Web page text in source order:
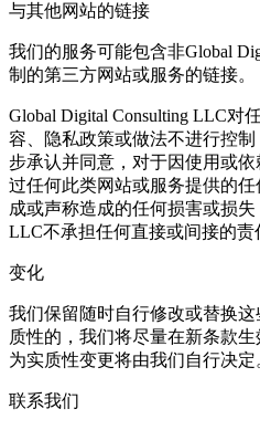
与其他网站的链接
我们的服务可能包含非Global
制的第三方网站或服务的链接。
Global Digital Consulting LLC对
容、隐私政策或做法不进行控
步承认并同意，对于因使用或
过任何此类网站或服务提供的
成或声称造成的任何损害或损失
LLC不承担任何直接或间接的责
变化
我们保留随时自行修改或替换
质性的，我们将尽量在新条款
为实质性变更将由我们自行决定
联系我们